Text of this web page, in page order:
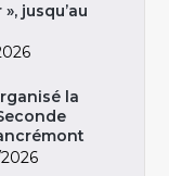
jusqu’au
la